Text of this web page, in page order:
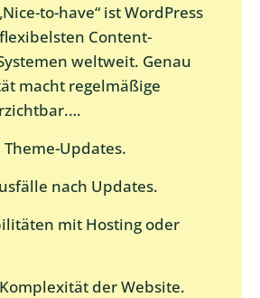
to-have“ ist WordPress
Content-
weltweit. Genau
macht regelmäßige
Updates.
nach Updates.
mit Hosting oder
der Website.